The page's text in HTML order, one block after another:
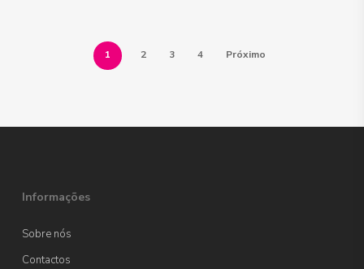
1 2 3 4 Próximo
Informações
Sobre nós
Contactos